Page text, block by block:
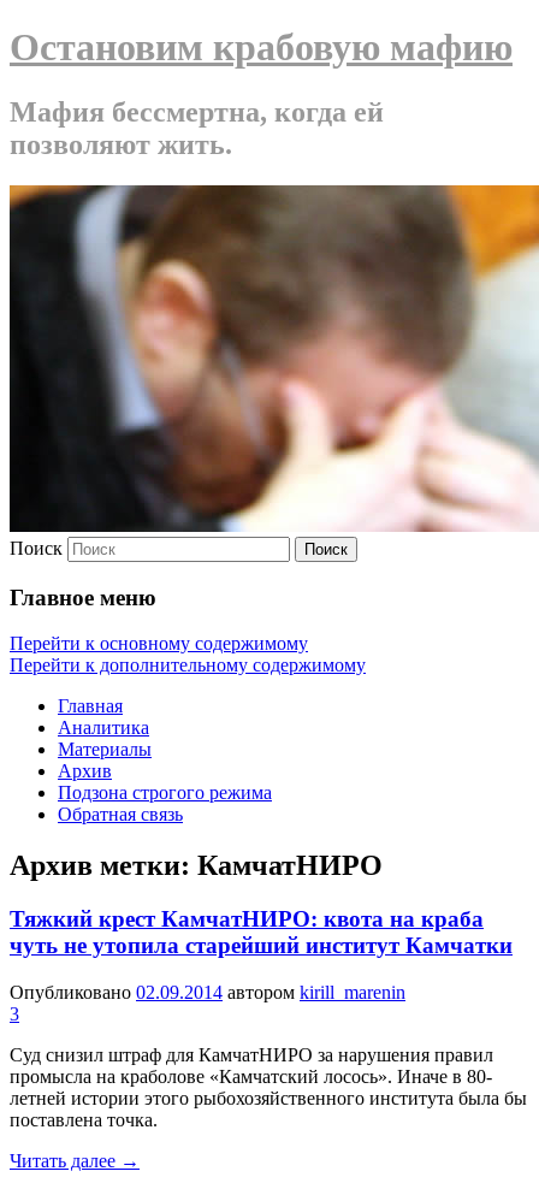
Остановим крабовую мафию
Мафия бессмертна, когда ей
позволяют жить.
Поиск
Главное меню
Перейти к основному содержимому
Перейти к дополнительному содержимому
Главная
Аналитика
Материалы
Архив
Подзона строгого режима
Обратная связь
Архив метки: КамчатНИРО
Тяжкий крест КамчатНИРО: квота на краба
чуть не утопила старейший институт Камчатки
Опубликовано 02.09.2014 автором kirill_marenin
3
Суд снизил штраф для КамчатНИРО за нарушения правил
промысла на краболове «Камчатский лосось». Иначе в 80-
летней истории этого рыбохозяйственного института была бы
поставлена точка.
Читать далее →